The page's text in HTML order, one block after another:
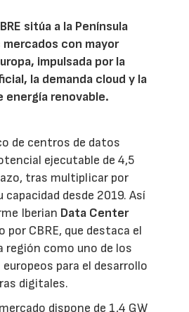
sitúa a la Península
con mayor
impulsada por la
la demanda cloud y la
energía renovable.
de centros de datos
ejecutable de 4,5
tras multiplicar por
capacidad desde 2019. Así
Iberian Data Center
por CBRE, que destaca el
región como uno de los
para el desarrollo
digitales.
dispone de 1,4 GW